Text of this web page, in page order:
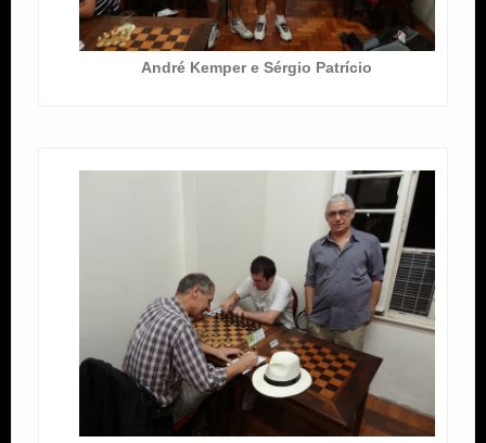
André Kemper e Sérgio Patrício